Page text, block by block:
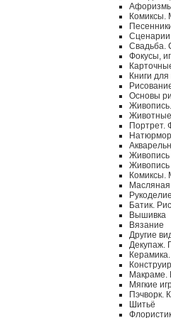
Комиксы.
Сценарии
Свадьба.
Фокусы,
Книги
Основы
Портрет.
Живопись
Комиксы.
Батик.
Вышивка
Вязание
Другие
Декупаж.
Макраме.
Мягкие
Пэчворк.
Шитьё